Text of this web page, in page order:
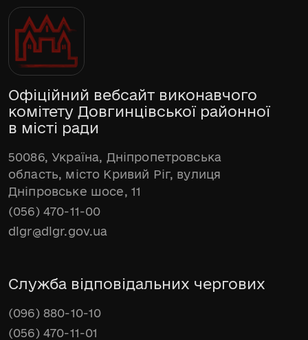
Офіційний вебсайт виконавчого
комітету Довгинцівської районної
в місті ради
50086, Україна, Дніпропетровська
область, місто Кривий Ріг, вулиця
Дніпровське шосе, 11
(056) 470-11-00
dlgr@dlgr.gov.ua
Служба відповідальних чергових
(096) 880-10-10
(056) 470-11-01